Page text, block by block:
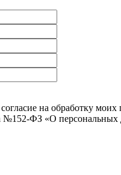
на обработку
№152-ФЗ «О